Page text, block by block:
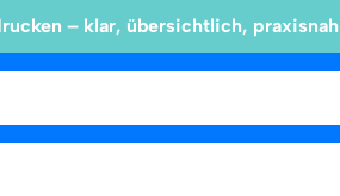
– klar, übersichtlich, praxisnah